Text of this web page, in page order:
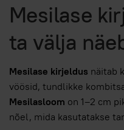
Mesilase
ta välja
Mesilase kirjeldus näitab
vöösid, tundlikke
Mesilasloom on 1–2 cm
nõel, mida kasutatakse